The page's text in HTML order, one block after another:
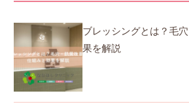
ブレッシングとは？毛
果を解説